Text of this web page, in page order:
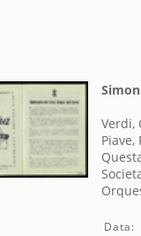
Verdi,
Piave,
Data: